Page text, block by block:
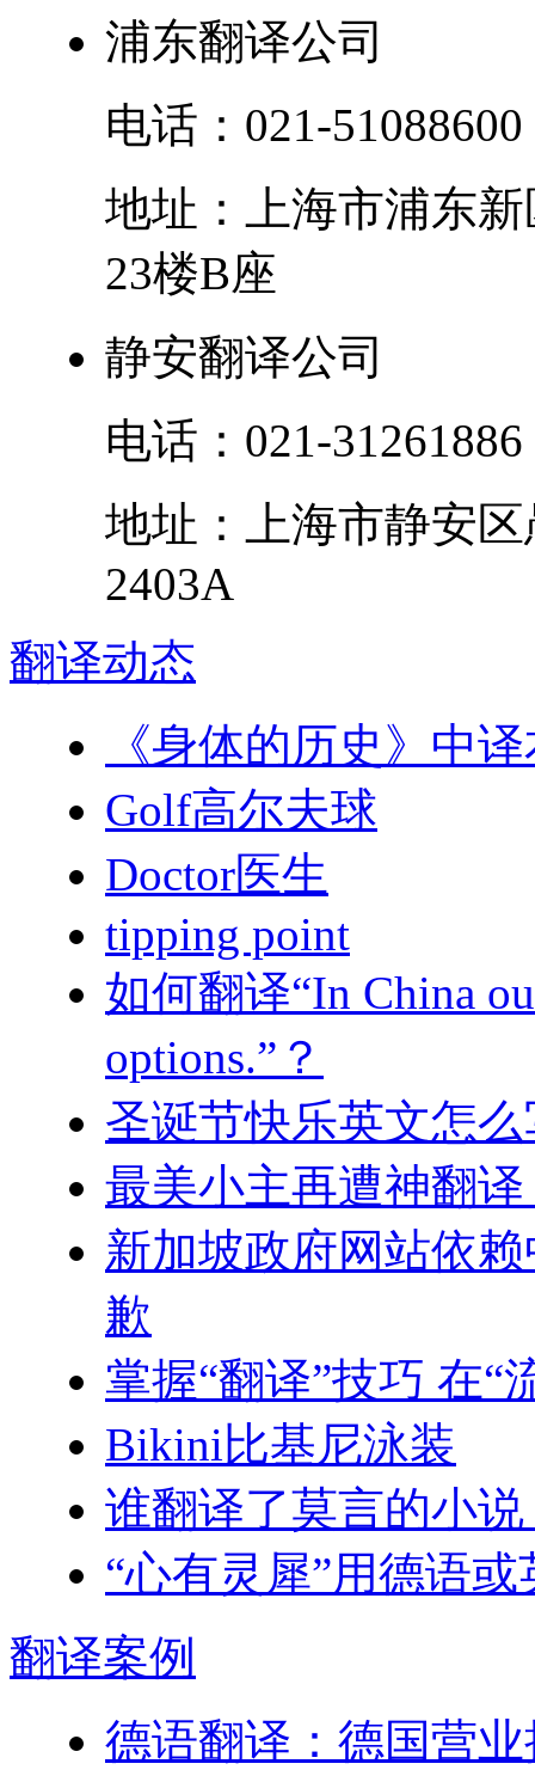
浦东翻译公司
电话： 021-51088600
地址：
上海市浦东新
23楼B座
静安翻译公司
电话： 021-31261886
地址：
上海市静安区
2403A
翻译动态
《身体的历史》中
Golf高尔夫球
Doctor医生
tipping point
如何翻译“In China
options.”？
圣诞节快乐英文怎么
最美小主再遭神翻
新加坡政府网站依
歉
掌握“翻译”技巧 在“
Bikini比基尼泳装
谁翻译了莫言的小说
“心有灵犀”用德语
翻译案例
德语翻译：德国营